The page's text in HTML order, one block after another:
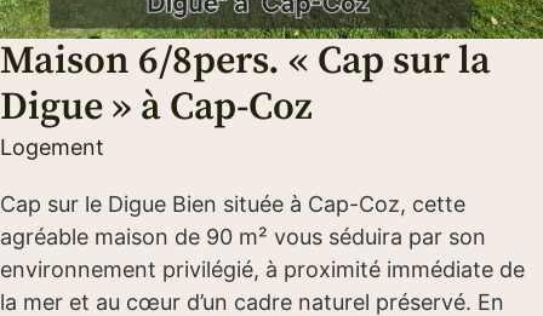
Maison 6/8pers. « Cap sur la
Digue » à Cap-Coz
Logement
Cap sur le Digue Bien située à Cap-Coz, cette
agréable maison de 90 m² vous séduira par son
environnement privilégié, à proximité immédiate de
la mer et au cœur d’un cadre naturel préservé. En